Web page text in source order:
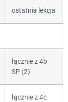
ostatnia lekcja
łącznie z 4b
SP (2)
łącznie z 4c